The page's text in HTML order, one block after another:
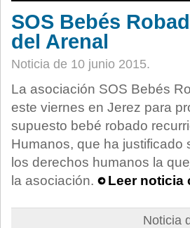
SOS Bebés
del Arenal
Noticia de 10 junio 2015.
La asociación SOS Bebés
este viernes en Jerez para
supuesto bebé robado
Humanos, que ha justificado
los derechos humanos la
la asociación.
Leer noticia
Noticia